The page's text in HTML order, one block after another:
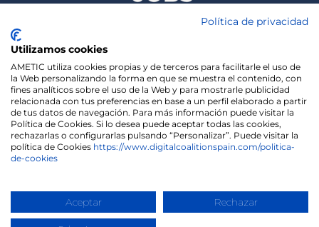
We use cookies on our website to give you the most
you consent to the use of ALL the cookies.
Política de privacidad
Utilizamos cookies
AMETIC utiliza cookies propias y de terceros para facilitarle el uso de
la Web personalizando la forma en que se muestra el contenido, con
fines analíticos sobre el uso de la Web y para mostrarle publicidad
relacionada con tus preferencias en base a un perfil elaborado a partir
de tus datos de navegación. Para más información puede visitar la
Política de Cookies. Si lo desea puede aceptar todas las cookies,
rechazarlas o configurarlas pulsando “Personalizar”. Puede visitar la
política de Cookies https://www.digitalcoalitionspain.com/politica-
de-cookies
Aceptar Rechazar